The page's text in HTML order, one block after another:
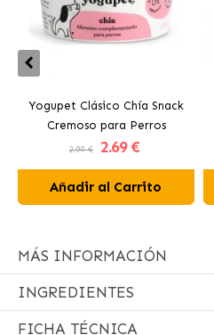
Yogupet Clásico Chía Snack
Cremoso para Perros
2.99 € 2.69 €
Añadir al Carrito
MÁS INFORMACIÓN
INGREDIENTES
FICHA TÉCNICA